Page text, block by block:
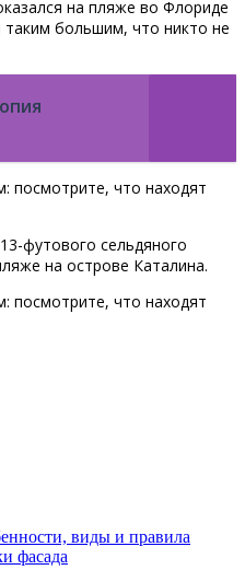
на пляже во Флориде
таким большим, что никто не
футового сельдяного
на острове Каталина.